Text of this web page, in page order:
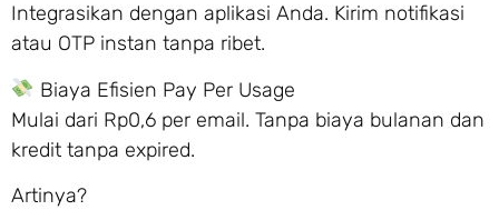
Integrasikan dengan aplikasi Anda. Kirim notifikasi
atau OTP instan tanpa ribet.
Biaya Efisien Pay Per Usage
Mulai dari Rp0,6 per email. Tanpa biaya bulanan dan
kredit tanpa expired.
Artinya?